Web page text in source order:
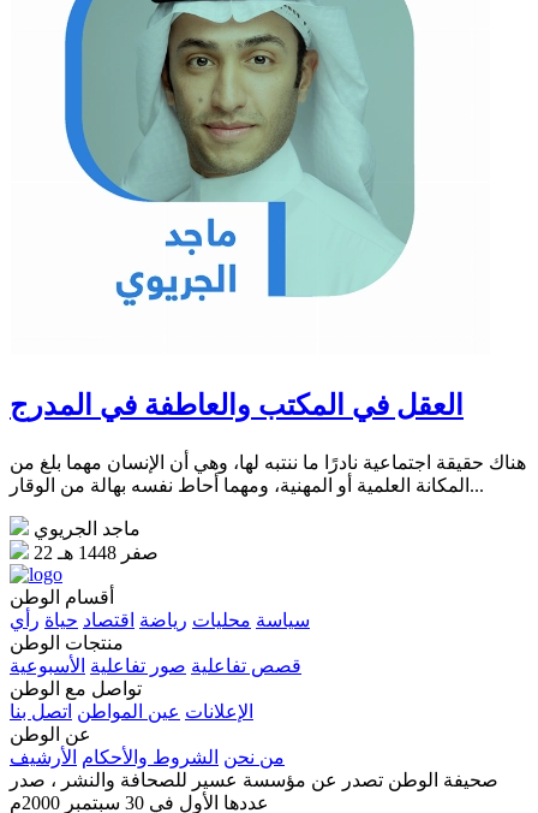
العقل في المكتب والعاطفة في المدرج
هناك حقيقة اجتماعية نادرًا ما ننتبه لها، وهي أن الإنسان مهما بلغ من
المكانة العلمية أو المهنية، ومهما أحاط نفسه بهالة من الوقار...
ماجد الجريوي
22 صفر 1448 هـ
أقسام الوطن
سياسة محليات رياضة اقتصاد حياة رأي
منتجات الوطن
قصص تفاعلية صور تفاعلية الأسبوعية
تواصل مع الوطن
الإعلانات عين المواطن اتصل بنا
عن الوطن
من نحن الشروط والأحكام الأرشيف
صحيفة الوطن تصدر عن مؤسسة عسير للصحافة والنشر ، صدر
عددها الأول في 30 سبتمبر 2000م